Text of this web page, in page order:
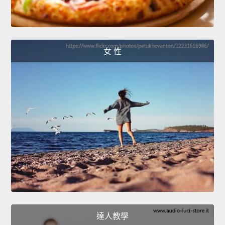
女 性
達人教學